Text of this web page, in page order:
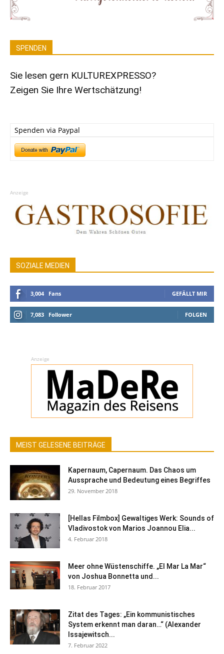
SPENDEN
Sie lesen gern KULTUREXPRESSO?
Zeigen Sie Ihre Wertschätzung!
Spenden via Paypal
Anzeige
SOZIALE MEDIEN
3,004 Fans GEFÄLLT MIR
7,083 Follower FOLGEN
Anzeige
MEIST GELESENE BEITRÄGE
Kapernaum, Capernaum. Das Chaos um
Aussprache und Bedeutung eines Begriffes
29. November 2018
[Hellas Filmbox] Gewaltiges Werk: Sounds of
Vladivostok von Marios Joannou Elia...
4. Februar 2018
Meer ohne Wüstenschiffe. „El Mar La Mar“
von Joshua Bonnetta und...
18. Februar 2017
Zitat des Tages: „Ein kommunistisches
System erkennt man daran…“ (Alexander
Issajewitsch...
7. Februar 2022